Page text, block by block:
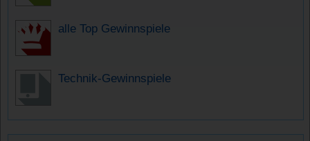
alle Top Gewinnspiele
Technik-Gewinnspiele